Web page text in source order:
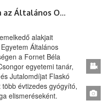
Professzorait díjazta az Általános Orvostudományi Kar
alakjait
Általános
a Fornet Béla
egyetemi tanár,
Jutalomdíjat Flaskó
évtizedes gyógyító,
elismeréseként.